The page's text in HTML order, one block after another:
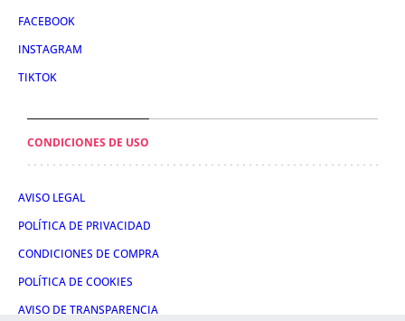
FACEBOOK
INSTAGRAM
TIKTOK
CONDICIONES DE USO
AVISO LEGAL
POLÍTICA DE PRIVACIDAD
CONDICIONES DE COMPRA
POLÍTICA DE COOKIES
AVISO DE TRANSPARENCIA